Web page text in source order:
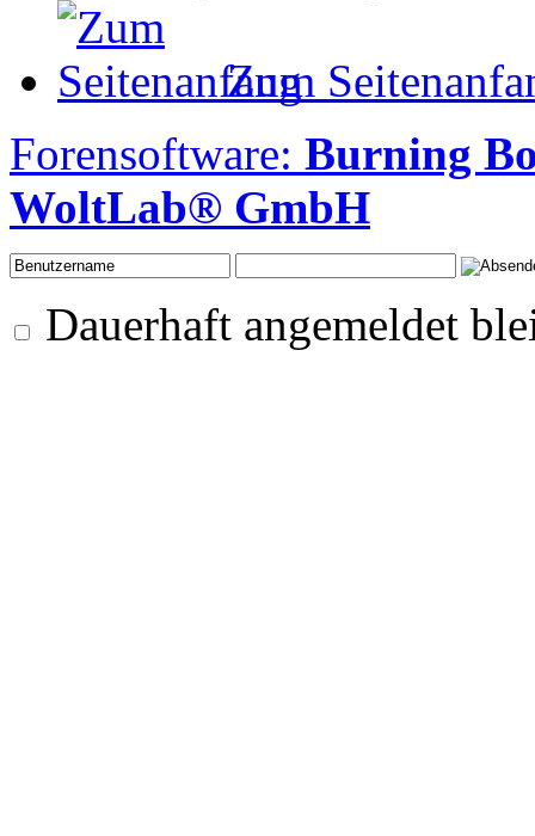
Zum
Forensoftware: Burning
WoltLab® GmbH
Dauerhaft angemeldet